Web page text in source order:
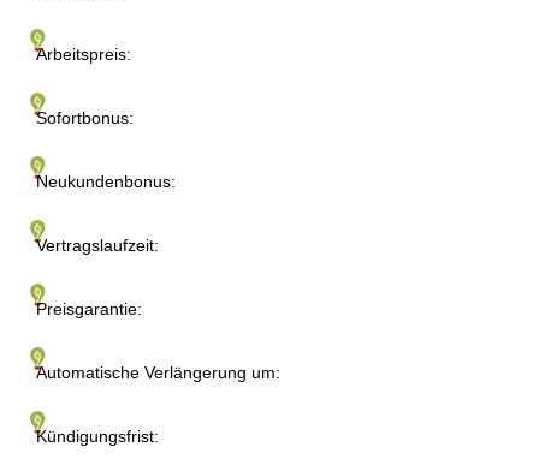
Arbeitspreis:
Sofortbonus:
Neukundenbonus:
Vertragslaufzeit:
Preisgarantie:
Automatische Verlängerung um:
Kündigungsfrist: